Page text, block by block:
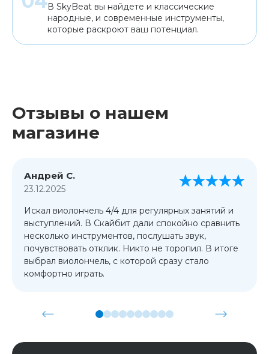
В SkyBeat вы найдете и классические
народные, и современные инструменты,
которые раскроют ваш потенциал.
Отзывы о нашем
магазине
Андрей С.
23.12.2025
Искал виолончель 4/4 для регулярных занятий и
выступлений. В Скайбит дали спокойно сравнить
несколько инструментов, послушать звук,
почувствовать отклик. Никто не торопил. В итоге
выбрал виолончель, с которой сразу стало
комфортно играть.